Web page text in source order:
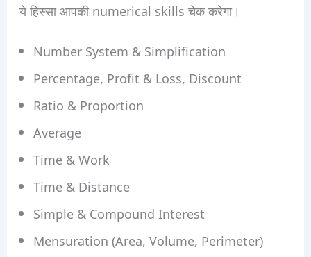
ये हिस्सा आपकी numerical skills चेक करेगा।
Number System & Simplification
Percentage, Profit & Loss, Discount
Ratio & Proportion
Average
Time & Work
Time & Distance
Simple & Compound Interest
Mensuration (Area, Volume, Perimeter)